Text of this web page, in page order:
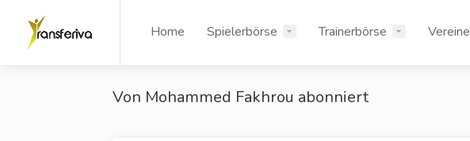
Home Spielerbörse Trainerbörse Vereine
Von Mohammed Fakhrou abonniert